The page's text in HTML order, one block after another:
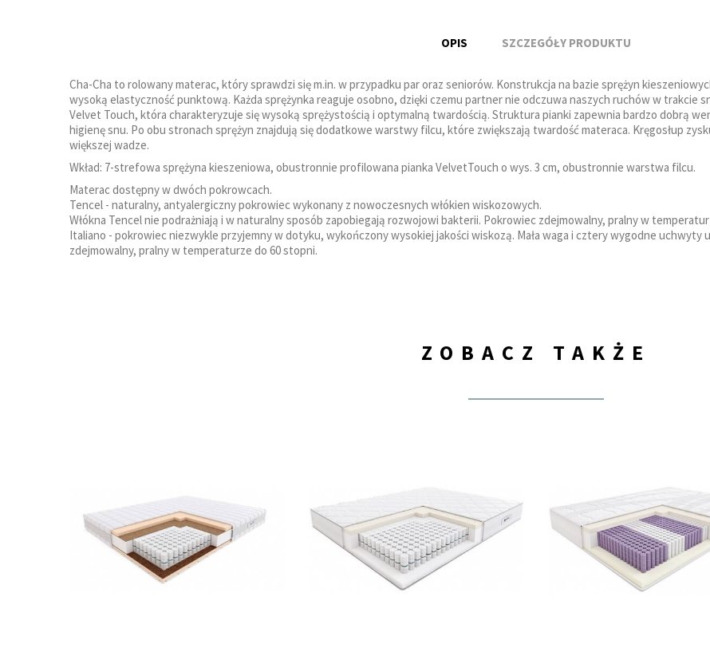
OPIS SZCZEGÓŁY PRODUKTU
Cha-Cha to rolowany materac, który sprawdzi się m.in. w przypadku par oraz seniorów. Konstrukcja na bazie sprężyn
wysoką elastyczność punktową. Każda sprężynka reaguje osobno, dzięki czemu partner nie odczuwa naszych ruchów w trakcie
Velvet Touch, która charakteryzuje się wysoką sprężystością i optymalną twardością. Struktura pianki zapewnia bardzo dobrą
higienę snu. Po obu stronach sprężyn znajdują się dodatkowe warstwy filcu, które zwiększają twardość materaca. Kręgosłup
większej wadze.
Wkład: 7-strefowa sprężyna kieszeniowa, obustronnie profilowana pianka VelvetTouch o wys. 3 cm, obustronnie warstwa filcu.
Materac dostępny w dwóch pokrowcach.
Tencel - naturalny, antyalergiczny pokrowiec wykonany z nowoczesnych włókien wiskozowych.
Włókna Tencel nie podrażniają i w naturalny sposób zapobiegają rozwojowi bakterii. Pokrowiec zdejmowalny, pralny w
Italiano - pokrowiec niezwykle przyjemny w dotyku, wykończony wysokiej jakości wiskozą. Mała waga i cztery wygodne uchwyty
zdejmowalny, pralny w temperaturze do 60 stopni.
ZOBACZ TAKŻE